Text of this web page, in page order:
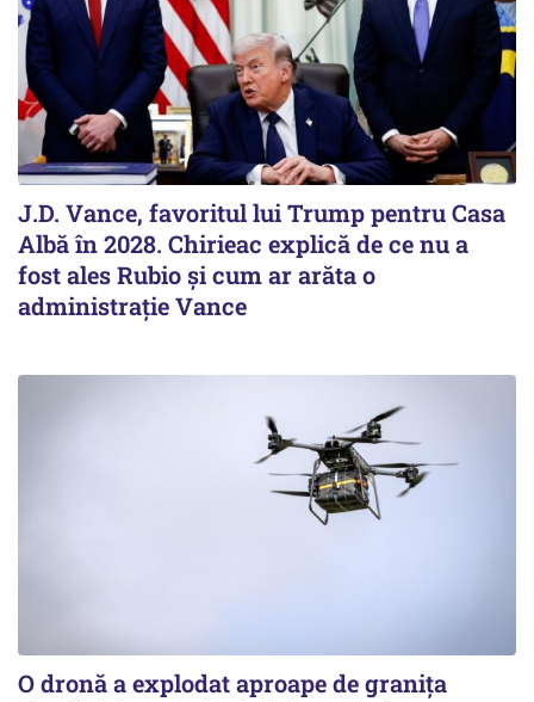
J.D. Vance, favoritul lui Trump pentru Casa
Albă în 2028. Chirieac explică de ce nu a
fost ales Rubio și cum ar arăta o
administrație Vance
O dronă a explodat aproape de granița